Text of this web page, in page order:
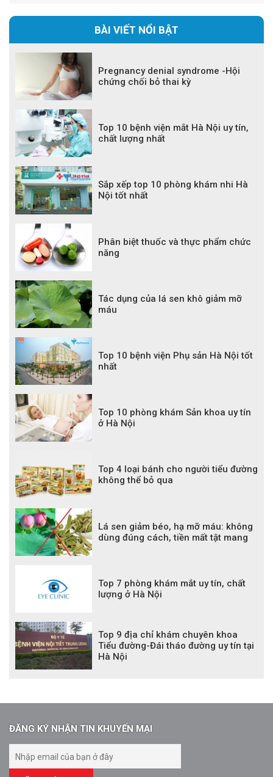
BÀI VIẾT NỔI BẬT
Pregnancy denial syndrome -Hội
chứng chối bỏ thai kỳ
Top 10 bệnh viện mắt Hà Nội uy tín,
chất lượng nhất
Sắp xếp top 10 phòng khám nhi Hà
Nội tốt nhất
Phân biệt thuốc và thực phẩm chức
năng
Tác dụng của lá sen khô giảm mỡ
máu
Top 10 bệnh viện Phụ sản Hà Nội tốt
nhất
Top 10 phòng khám Sản khoa uy tín
ở Hà Nội
Top 4 loại bánh cho người tiểu đường
không thể bỏ qua
Lá sen giảm béo, hạ mỡ máu: không
dùng đúng cách, tiền mất tật mang
Top 7 phòng khám mắt uy tín, chất
lượng ở Hà Nội
Top 9 địa chỉ khám chuyên khoa
Tiểu đường-Đái tháo đường uy tín tại
Hà Nội
ĐĂNG KÝ NHẬN TIN KHUYẾN MẠI